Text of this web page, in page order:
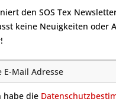
den SOS Tex
keine Neuigkeiten oder
habe die